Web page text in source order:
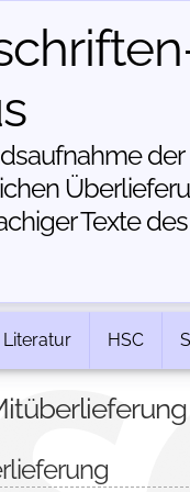
der
Texte des
Literatur HSC